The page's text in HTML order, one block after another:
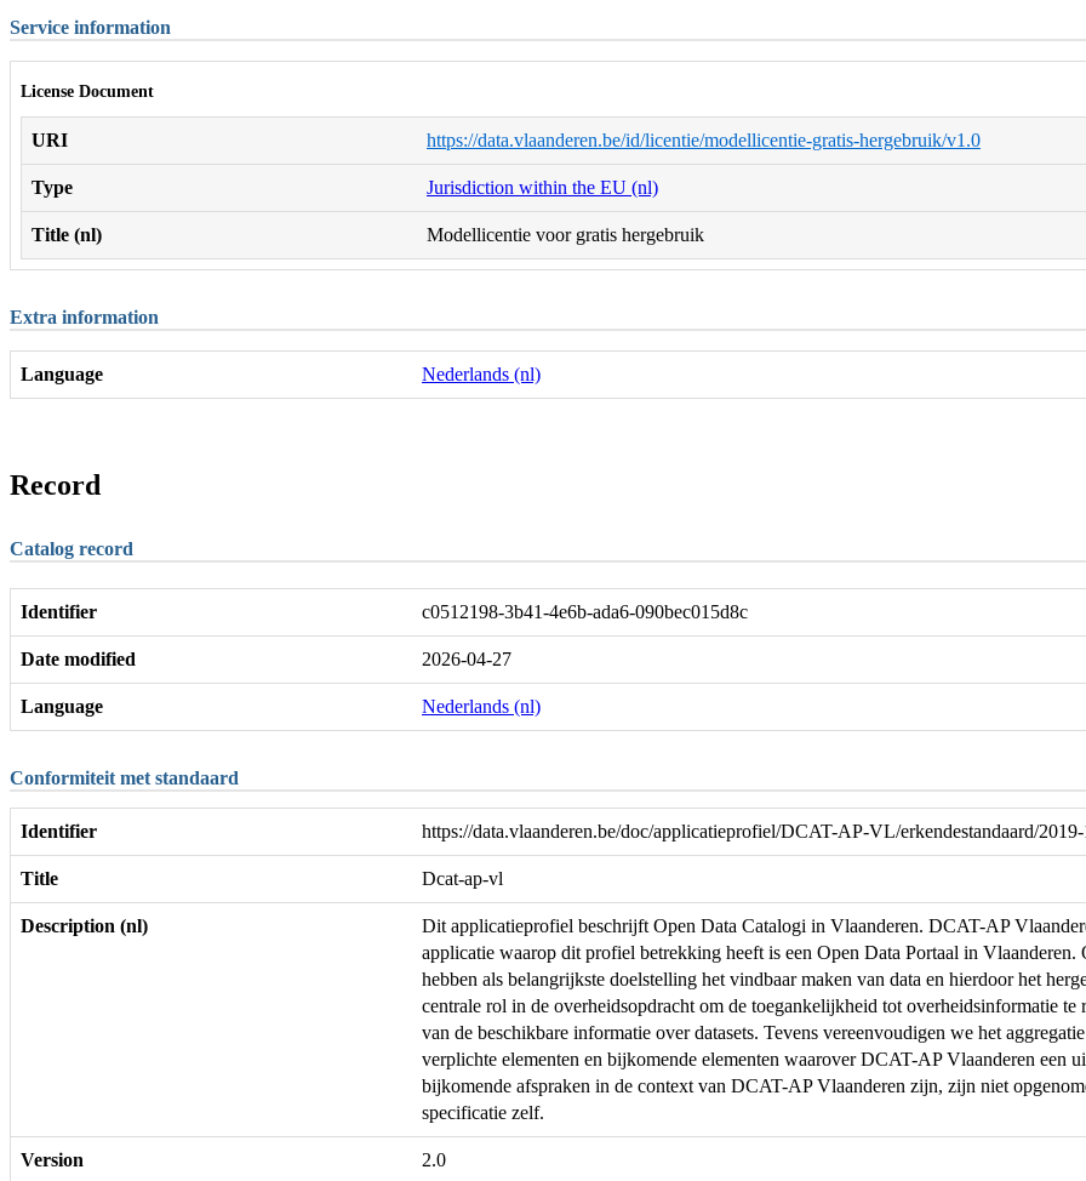
Service information
License Document
URI https://data.vlaanderen.be/id/licentie/modellicentie-gratis-hergebruik/v1.0
Type Jurisdiction within the EU (nl)
Title (nl) Modellicentie voor gratis hergebruik
Extra information
Language Nederlands (nl)
Record
Catalog record
Identifier c0512198-3b41-4e6b-ada6-090bec015d8c
Date modified 2026-04-27
Language Nederlands (nl)
Conformiteit met standaard
Identifier https://data.vlaanderen.be/doc/applicatieprofiel/DCAT-AP-VL/erkendestandaard/
Title Dcat-ap-vl
Description (nl)
Dit applicatieprofiel beschrijft Open Data Catalogi in Vlaanderen. DCAT-AP
applicatie waarop dit profiel betrekking heeft is een Open Data Portaal in
hebben als belangrijkste doelstelling het vindbaar maken van data en hierdoor het
centrale rol in de overheidsopdracht om de toegankelijkheid tot overheidsinformatie
van de beschikbare informatie over datasets. Tevens vereenvoudigen we het
verplichte elementen en bijkomende elementen waarover DCAT-AP Vlaanderen een
bijkomende afspraken in de context van DCAT-AP Vlaanderen zijn, zijn niet
specificatie zelf.
Version 2.0